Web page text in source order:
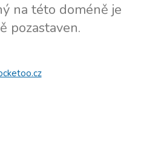
na této doméně je
pozastaven.